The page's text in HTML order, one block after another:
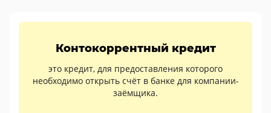
Контокоррентный кредит
это кредит, для предоставления которого
необходимо открыть счёт в банке для компании-
заёмщика.